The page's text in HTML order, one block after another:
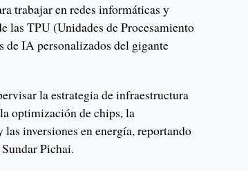
trabajar en redes informáticas y
las TPU (Unidades de Procesamiento
de IA personalizados del gigante
la estrategia de infraestructura
optimización de chips, la
inversiones en energía, reportando
Pichai.